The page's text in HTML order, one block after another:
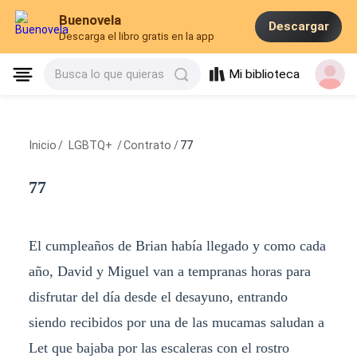
Buenovela
Descarga el libro gratis en la app
Descargar
Busca lo que quieras Mi biblioteca
Inicio / LGBTQ+ /Contrato / 77
77
El cumpleaños de Brian había llegado y como cada
año, David y Miguel van a tempranas horas para
disfrutar del día desde el desayuno, entrando
siendo recibidos por una de las mucamas saludan a
Let que bajaba por las escaleras con el rostro